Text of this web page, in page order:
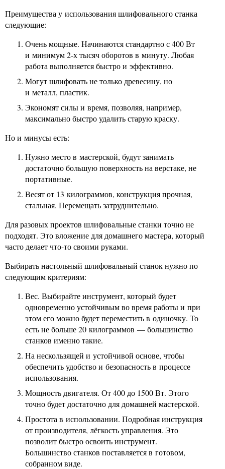
Преимущества у использования шлифовального станка
следующие:
Очень мощные. Начинаются стандартно с 400 Вт
и минимум 2-х тысяч оборотов в минуту. Любая
работа выполняется быстро и эффективно.
Могут шлифовать не только древесину, но
и металл, пластик.
Экономят силы и время, позволяя, например,
максимально быстро удалить старую краску.
Но и минусы есть:
Нужно место в мастерской, будут занимать
достаточно большую поверхность на верстаке, не
портативные.
Весят от 13 килограммов, конструкция прочная,
стальная. Перемещать затруднительно.
Для разовых проектов шлифовальные станки точно не
подходят. Это вложение для домашнего мастера, который
часто делает что-то своими руками.
Выбирать настольный шлифовальный станок нужно по
следующим критериям:
Вес. Выбирайте инструмент, который будет
одновременно устойчивым во время работы и при
этом его можно будет переместить в одиночку. То
есть не больше 20 килограммов — большинство
станков именно такие.
На нескользящей и устойчивой основе, чтобы
обеспечить удобство и безопасность в процессе
использования.
Мощность двигателя. От 400 до 1500 Вт. Этого
точно будет достаточно для домашней мастерской.
Простота в использовании. Подробная инструкция
от производителя, лёгкость управления. Это
позволит быстро освоить инструмент.
Большинство станков поставляется в готовом,
собранном виде.